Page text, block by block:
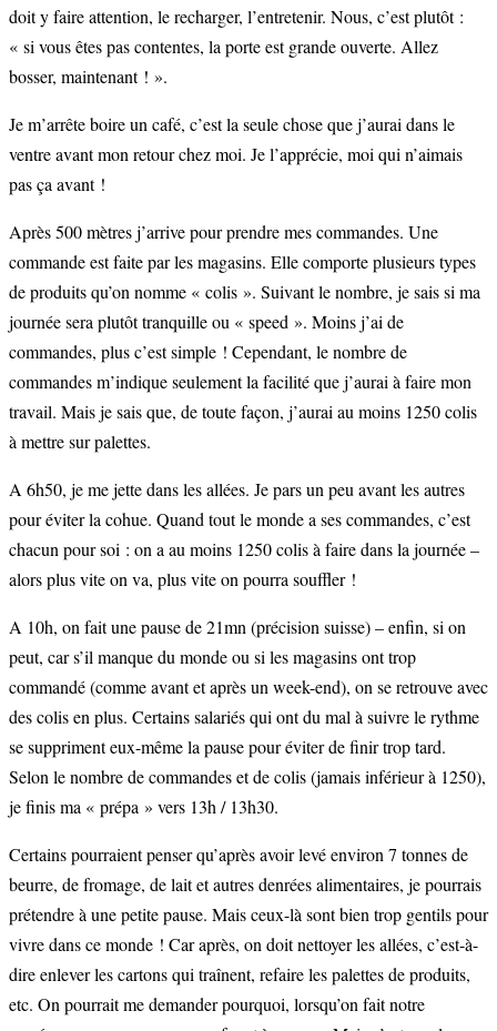
doit y faire attention, le recharger, l’entretenir. Nous, c’est plutôt :
« si vous êtes pas contentes, la porte est grande ouverte. Allez
bosser, maintenant ! ».
Je m’arrête boire un café, c’est la seule chose que j’aurai dans le
ventre avant mon retour chez moi. Je l’apprécie, moi qui n’aimais
pas ça avant !
Après 500 mètres j’arrive pour prendre mes commandes. Une
commande est faite par les magasins. Elle comporte plusieurs types
de produits qu’on nomme « colis ». Suivant le nombre, je sais si ma
journée sera plutôt tranquille ou « speed ». Moins j’ai de
commandes, plus c’est simple ! Cependant, le nombre de
commandes m’indique seulement la facilité que j’aurai à faire mon
travail. Mais je sais que, de toute façon, j’aurai au moins 1250 colis
à mettre sur palettes.
A 6h50, je me jette dans les allées. Je pars un peu avant les autres
pour éviter la cohue. Quand tout le monde a ses commandes, c’est
chacun pour soi : on a au moins 1250 colis à faire dans la journée –
alors plus vite on va, plus vite on pourra souffler !
A 10h, on fait une pause de 21mn (précision suisse) – enfin, si on
peut, car s’il manque du monde ou si les magasins ont trop
commandé (comme avant et après un week-end), on se retrouve avec
des colis en plus. Certains salariés qui ont du mal à suivre le rythme
se suppriment eux-même la pause pour éviter de finir trop tard.
Selon le nombre de commandes et de colis (jamais inférieur à 1250),
je finis ma « prépa » vers 13h / 13h30.
Certains pourraient penser qu’après avoir levé environ 7 tonnes de
beurre, de fromage, de lait et autres denrées alimentaires, je pourrais
prétendre à une petite pause. Mais ceux-là sont bien trop gentils pour
vivre dans ce monde ! Car après, on doit nettoyer les allées, c’est-à-
dire enlever les cartons qui traînent, refaire les palettes de produits,
etc. On pourrait me demander pourquoi, lorsqu’on fait notre